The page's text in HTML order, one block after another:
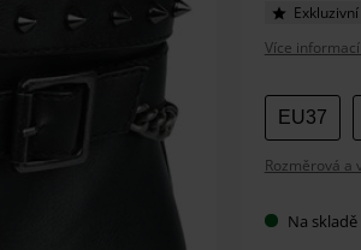
Exkluzivní
Více
Vyberte
si
EU37
Rozměrová a
Na skladě